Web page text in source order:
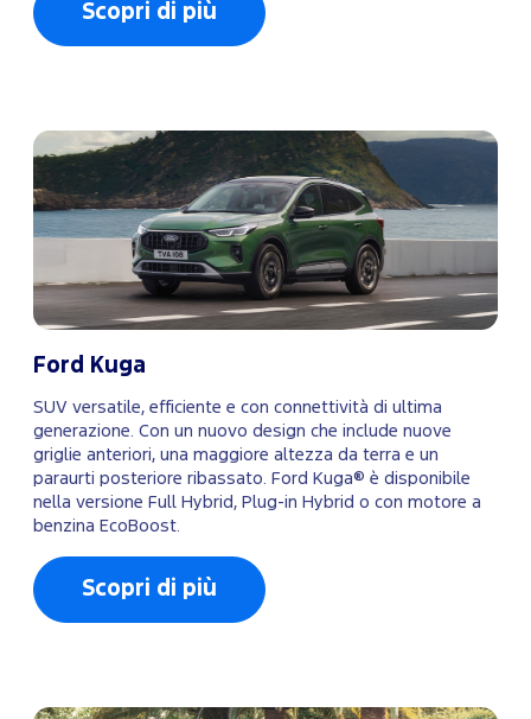
Scopri di più
Ford Kuga
SUV versatile, efficiente e con connettività di ultima
generazione. Con un nuovo design che include nuove
griglie anteriori, una maggiore altezza da terra e un
paraurti posteriore ribassato. Ford Kuga® è disponibile
nella versione Full Hybrid, Plug-in Hybrid o con motore a
benzina EcoBoost.
Scopri di più